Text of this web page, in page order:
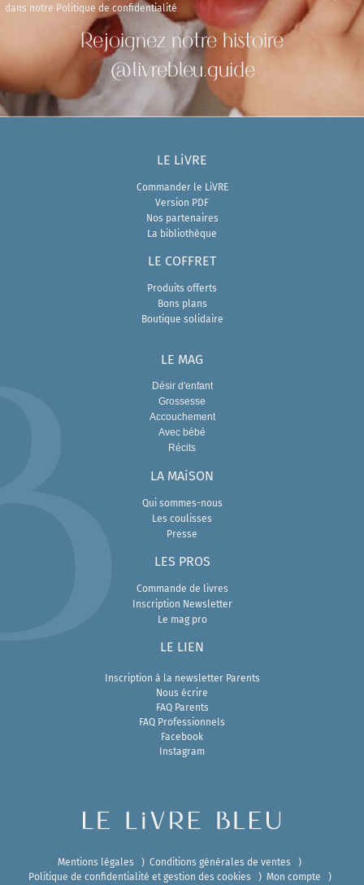
dans notre Politique de confidentialité
Rejoignez notre histoire
@livrebleu.guide
LE LiVRE
Commander le LiVRE
Version PDF
Nos partenaires
La bibliothèque
LE COFFRET
Produits offerts
Bons plans
Boutique solidaire
LE MAG
Désir d'enfant
Grossesse
Accouchement
Avec bébé
Récits
LA MAiSON
Qui sommes-nous
Les coulisses
Presse
LES PROS
Commande de livres
Inscription Newsletter
Le mag pro
LE LIEN
Inscription à la newsletter Parents
Nous écrire
FAQ Parents
FAQ Professionnels
Facebook
Instagram
Mentions légales
Conditions générales de ventes
Politique de confidentialité et gestion des cookies
Mon compte